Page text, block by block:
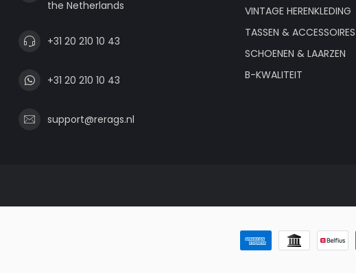
the Netherlands
+31 20 210 10 43
+31 20 210 10 43
support@rerags.nl
VINTAGE HERENKLEDING
TASSEN & ACCESSOIRES
SCHOENEN & LAARZEN
B-KWALITEIT